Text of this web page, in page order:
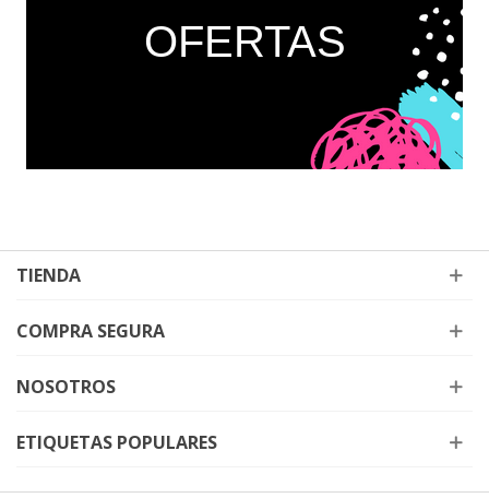
OFERTAS
TIENDA
COMPRA SEGURA
NOSOTROS
ETIQUETAS POPULARES